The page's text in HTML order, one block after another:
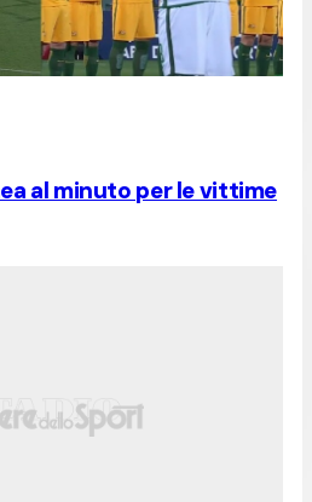
al minuto per le vittime